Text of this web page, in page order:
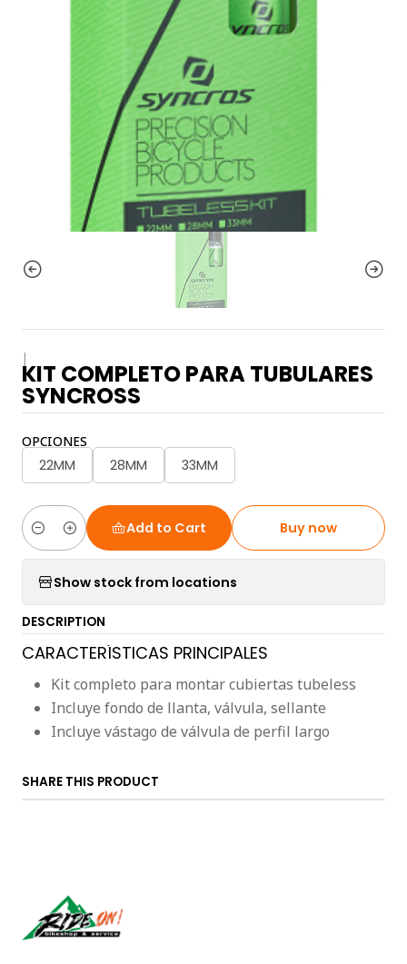
|
KIT COMPLETO PARA TUBULARES
SYNCROSS
OPCIONES
22MM 28MM 33MM
Quantity
Add to Cart Buy now
Show stock from locations
DESCRIPTION
CARACTERÍSTICAS PRINCIPALES
Kit completo para montar cubiertas tubeless
Incluye fondo de llanta, válvula, sellante
Incluye vástago de válvula de perfil largo
SHARE THIS PRODUCT